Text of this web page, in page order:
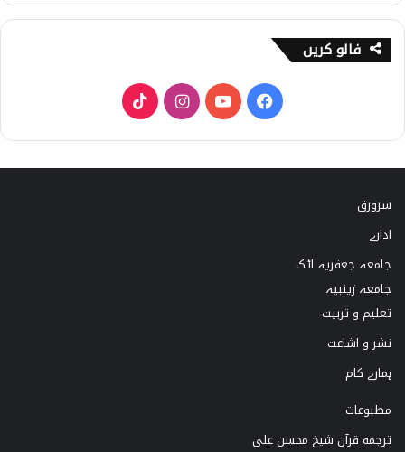
فالو کریں
F
a
c
Y
o
u
n
s
T
i
k
سرورق
ادارے
جامعہ جعفریہ اٹک
جامعہ زینبیہ
تعلیم و تربیت
نشر و اشاعت
ہمارے کام
مطبوعات
ترجمه قرآن شیخ محسن علی